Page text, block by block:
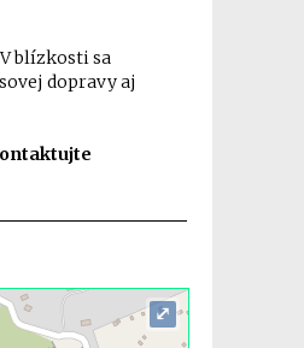
blízkosti sa
dopravy aj
⤢